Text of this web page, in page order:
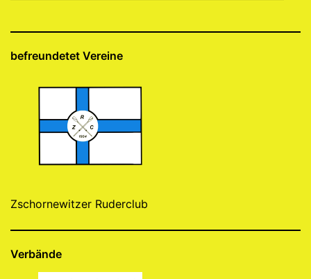
befreundetet Vereine
Zschornewitzer Ruderclub
Verbände